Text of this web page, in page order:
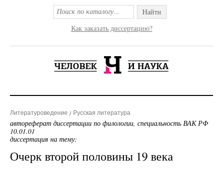
Найти
Как заказать диссертацию?
Литературоведение Русская литература
автореферат диссертации по филологии, специальность ВАК РФ
10.01.01
диссертация на тему:
Очерк второй половины 19 века